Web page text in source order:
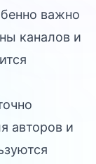
важно
каналов и
авторов и